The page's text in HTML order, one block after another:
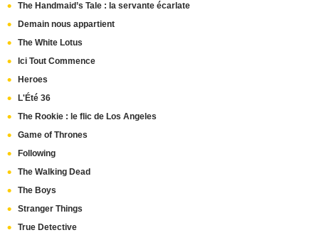
The Handmaid’s Tale : la servante écarlate
Demain nous appartient
The White Lotus
Ici Tout Commence
Heroes
L'Été 36
The Rookie : le flic de Los Angeles
Game of Thrones
Following
The Walking Dead
The Boys
Stranger Things
True Detective